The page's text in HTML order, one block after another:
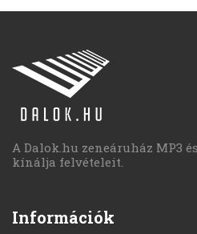
A Dalok.hu zeneáruház MP3
kínálja felvételeit.
Információk